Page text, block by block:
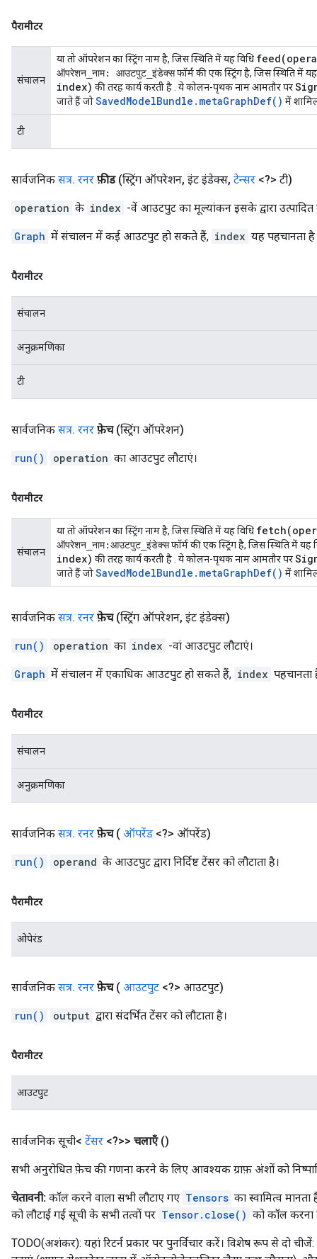
पैरामीटर
संचालन
या तो ऑपरेशन का स्ट्रिंग नाम है, जिस स्थिति में यह विधि feed(
ऑपरेशन_नाम: आउटपुट_इंडेक्सफॉर्म की एक स्ट्रिंग है, जिस स्थिति में
index) की तरह कार्य करती है . ये कोलन-पृथक नाम आमतौर पर
जाते हैं जोSavedModelBundle . metaGraphDef( ) में
टी
सार्वजनिक सत्र. रनर फ़ीड (स्ट्रिंग ऑपरेशन, इंट इंडेक्स, टेन्सर <?> टी)
operation के index -वें आउटपुट का मूल्यांकन इसके द्वारा
Graph में संचालन में कई आउटपुट हो सकते हैं, index यह पहचानता
पैरामीटर
संचालन
अनुक्रमणिका
टी
सार्वजनिक सत्र. रनर फ़ेच (स्ट्रिंग ऑपरेशन)
run() operation का आउटपुट लौटाएं।
पैरामीटर
संचालन
या तो ऑपरेशन का स्ट्रिंग नाम है, जिस स्थिति में यह विधि fetch(
ऑपरेशन_नाम:आउटपुट_इंडेक्सफॉर्म की एक स्ट्रिंग है, जिस स्थिति में यह
index) की तरह कार्य करती है . ये कोलन-पृथक नाम आमतौर पर
जाते हैं जोSavedModelBundle . metaGraphDef( ) में
सार्वजनिक सत्र. रनर फ़ेच (स्ट्रिंग ऑपरेशन, इंट इंडेक्स)
run() operation का index -वां आउटपुट लौटाएं।
Graph में संचालन में एकाधिक आउटपुट हो सकते हैं, index पहचानता
पैरामीटर
संचालन
अनुक्रमणिका
सार्वजनिक सत्र. रनर फ़ेच ( ऑपरेंड <?> ऑपरेंड)
run() operand के आउटपुट द्वारा निर्दिष्ट टेंसर को लौटाता है।
पैरामीटर
ओपेरंड
सार्वजनिक सत्र. रनर फ़ेच ( आउटपुट <?> आउटपुट)
run() output द्वारा संदर्भित टेंसर को लौटाता है।
पैरामीटर
आउटपुट
सार्वजनिक सूची< टेंसर <?>> चलाएँ ()
सभी अनुरोधित फ़ेच की गणना करने के लिए आवश्यक ग्राफ़ अंशों को
चेतावनी: कॉल करने वाला सभी लौटाए गए Tensors का स्वामित्व
को लौटाई गई सूची के सभी तत्वों पर Tensor.close() को कॉल करना
TODO(अशंकर): यहां रिटर्न प्रकार पर पुनर्विचार करें। विशेष रूप से दो